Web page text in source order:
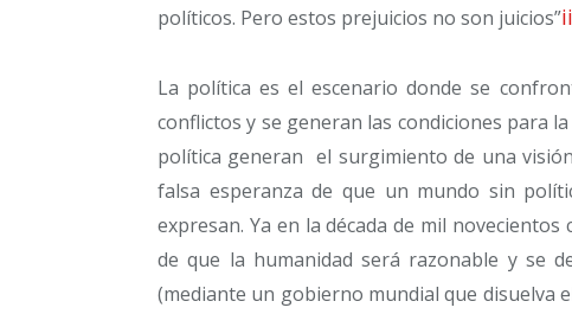
políticos. Pero estos prejuicios no son juicios”
La política es el escenario donde se
conflictos y se generan las condiciones para
política generan el surgimiento de una
falsa esperanza de que un mundo sin
expresan. Ya en la década de mil
de que la humanidad será razonable y se
(mediante un gobierno mundial que disuelva